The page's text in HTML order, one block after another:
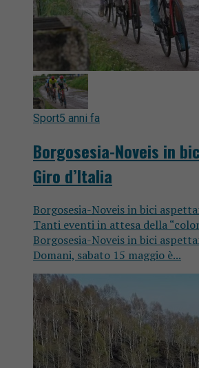
Sport5 anni fa
Borgosesia-Noveis in
Giro d’Italia
Borgosesia-Noveis in bici
Tanti eventi in attesa della
Borgosesia-Noveis in bici
Domani, sabato 15 maggio è...